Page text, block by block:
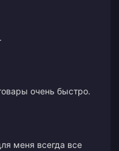
очень быстро.
меня всегда все